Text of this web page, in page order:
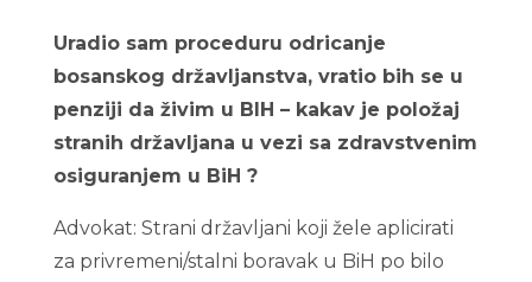
Uradio sam proceduru odricanje
bosanskog državljanstva, vratio bih se u
penziji da živim u BIH – kakav je položaj
stranih državljana u vezi sa zdravstvenim
osiguranjem u BiH ?
Advokat: Strani državljani koji žele aplicirati
za privremeni/stalni boravak u BiH po bilo